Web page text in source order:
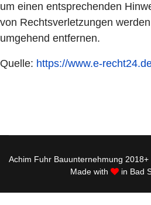
um einen entsprechenden
von Rechtsverletzungen
umgehend entfernen.
Quelle: https://www.e-
Achim Fuhr Bauunternehmung 2018+
Made with
in Bad